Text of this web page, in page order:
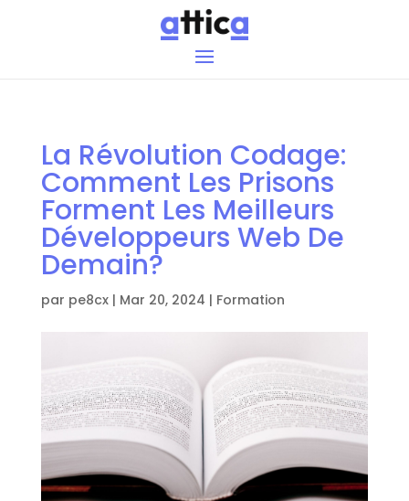
La Révolution Codage:
Comment Les Prisons
Forment Les Meilleurs
Développeurs Web De
Demain?
par pe8cx| Mar 20, 2024 | Formation